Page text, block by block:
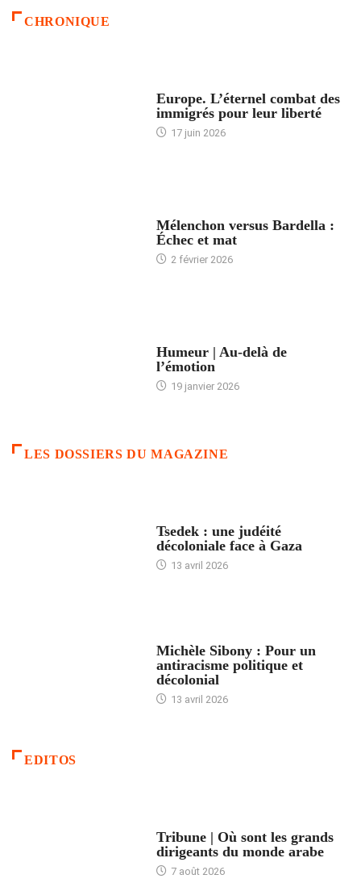
CHRONIQUE
Europe. L’éternel combat des
immigrés pour leur liberté
17 juin 2026
Mélenchon versus Bardella :
Échec et mat
2 février 2026
Humeur | Au-delà de
l’émotion
19 janvier 2026
LES DOSSIERS DU MAGAZINE
Tsedek : une judéité
décoloniale face à Gaza
13 avril 2026
Michèle Sibony : Pour un
antiracisme politique et
décolonial
13 avril 2026
EDITOS
Tribune | Où sont les grands
dirigeants du monde arabe
7 août 2026